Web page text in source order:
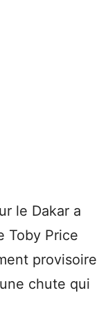
le Dakar a
Toby Price
provisoire
chute qui